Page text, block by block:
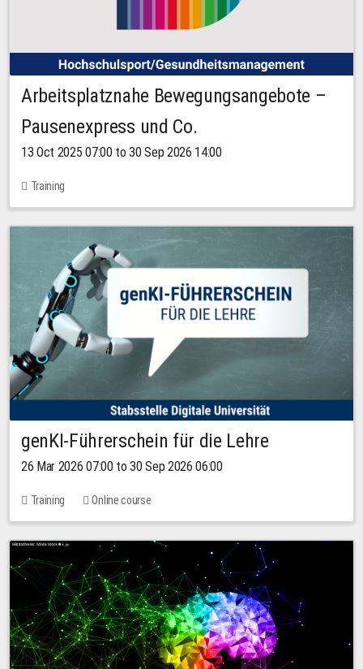
Arbeitsplatznahe Bewegungsangebote –
Pausenexpress und Co.
13 Oct 2025 07:00 to 30 Sep 2026 14:00
Training
genKI-Führerschein für die Lehre
26 Mar 2026 07:00 to 30 Sep 2026 06:00
Training Online course